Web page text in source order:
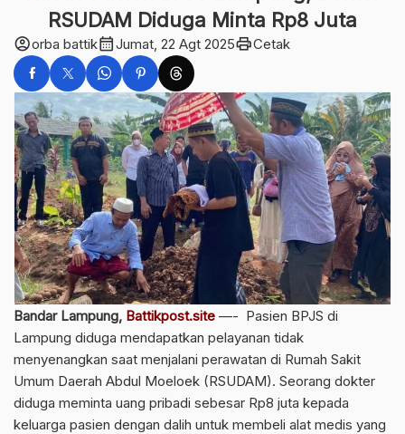
RSUDAM Diduga Minta Rp8 Juta
account_circleorba battikcalendar_monthJumat, 22 Agt 2025printCetak
Bandar Lampung, Battikpost.site —- Pasien BPJS di
Lampung diduga mendapatkan pelayanan tidak
menyenangkan saat menjalani perawatan di Rumah Sakit
Umum Daerah Abdul Moeloek (RSUDAM). Seorang dokter
diduga meminta uang pribadi sebesar Rp8 juta kepada
keluarga pasien dengan dalih untuk membeli alat medis yang